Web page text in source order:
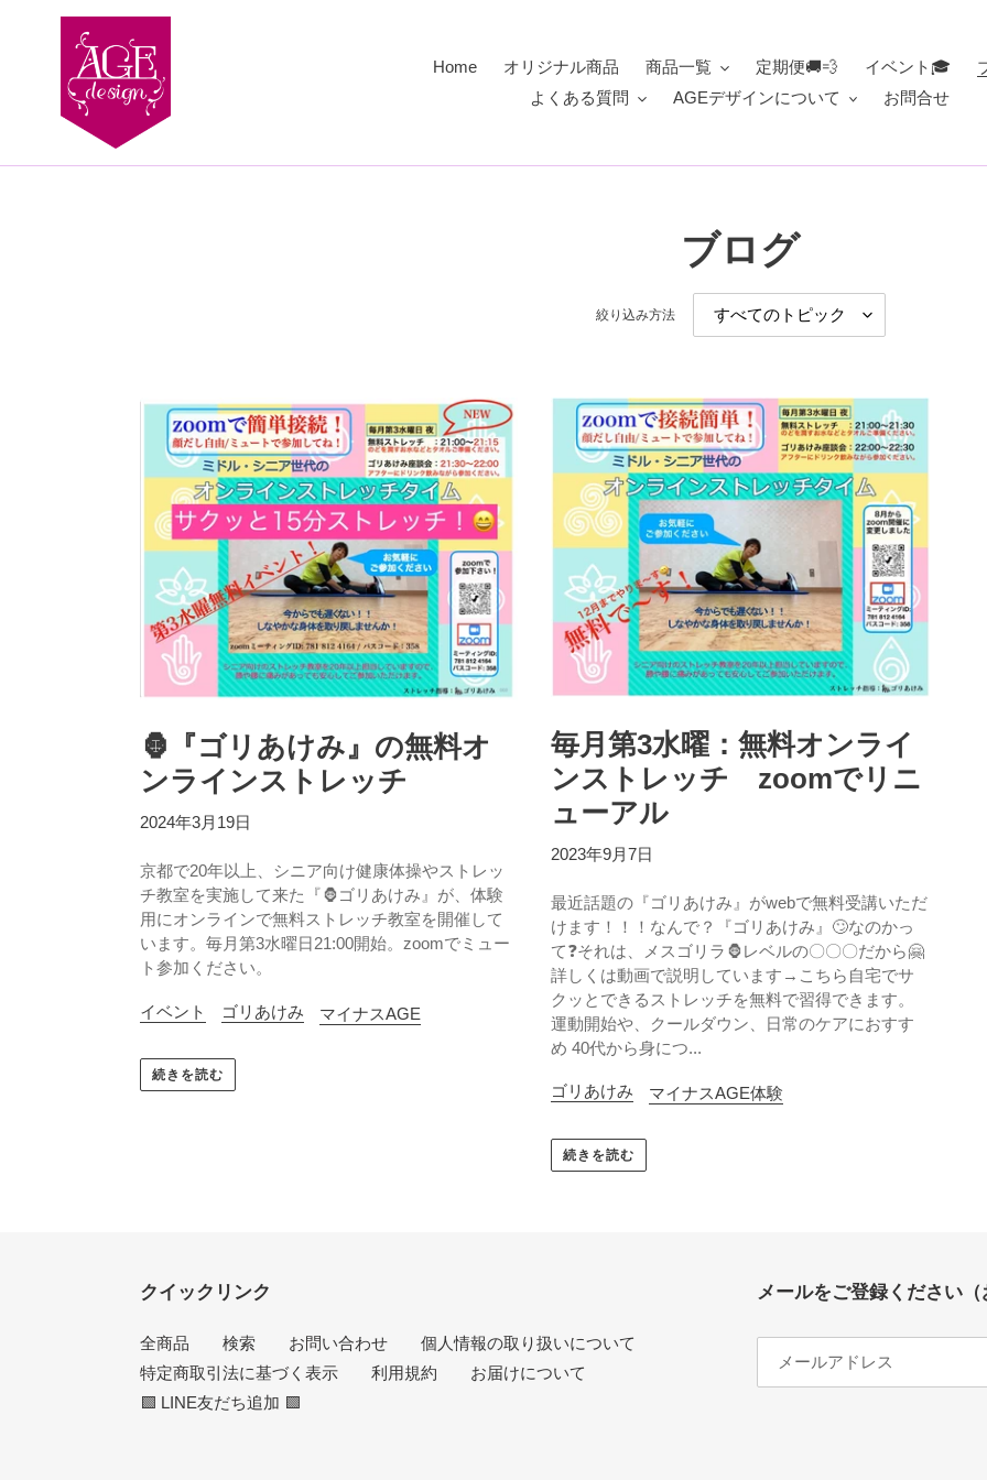
Home オリジナル商品 商品一覧 定期便🚚💨 イベント🎓
よくある質問
AGEデザインについて お問合せ
ブログ
絞り込み方法
🦍『ゴリあけみ』の無料オ
ンラインストレッチ
2024年3月19日
京都で20年以上、シニア向け健康体操やストレッ
チ教室を実施して来た『🦍ゴリあけみ』が、体験
用にオンラインで無料ストレッチ教室を開催して
います。毎月第3水曜日21:00開始。zoomでミュー
ト参加ください。
イベント ゴリあけみ マイナスAGE
続きを読む
毎月第3水曜：無料オンライ
ンストレッチ zoomでリニ
ューアル
2023年9月7日
最近話題の『ゴリあけみ』がwebで無料受講いただ
けます！！！なんで？『ゴリあけみ』🙄なのかっ
て❓それは、メスゴリラ🦍レベルの〇〇〇だから🤗
詳しくは動画で説明しています→こちら自宅でサ
クッとできるストレッチを無料で習得できます。
運動開始や、クールダウン、日常のケアにおすす
め 40代から身につ...
ゴリあけみ マイナスAGE体験
続きを読む
クイックリンク
全商品 検索 お問い合わせ
個人情報の取り扱いについて
特定商取引法に基づく表示
利用規約
お届けについて
🟩 LINE友だち追加 🟩
メールをご登録ください（